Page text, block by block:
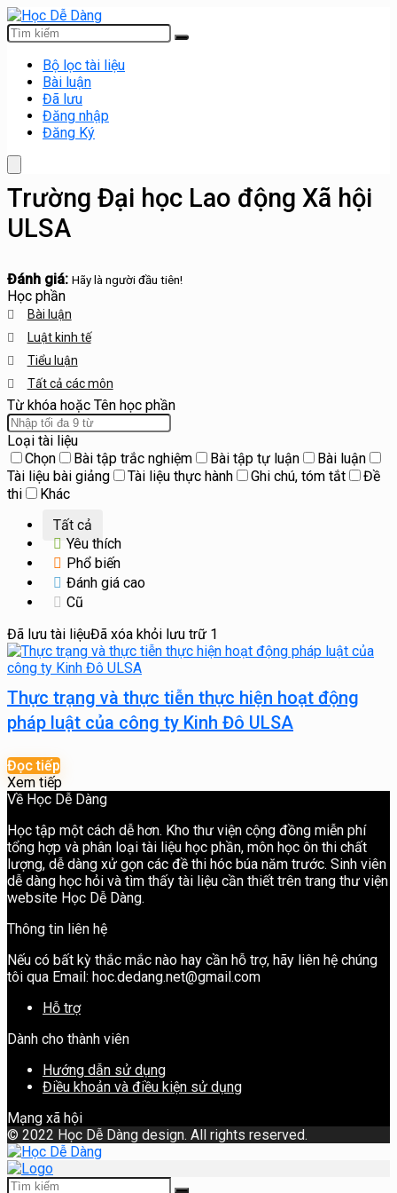
Bộ lọc tài liệu
Bài luận
Đã lưu
Đăng nhập
Đăng Ký
Trường Đại học Lao động Xã hội
ULSA
Đánh giá: Hãy là người đầu tiên!
Học phần
Bài luận
Luật kinh tế
Tiểu luận
Tất cả các môn
Từ khóa hoặc Tên học phần
Loại tài liệu
Chọn
Bài tập trắc nghiệm Bài tập tự luận
Bài luận
Tài liệu bài giảng
Tài liệu thực hành Ghi chú, tóm tắt
Đề
thi
Khác
Tất cả
Yêu thích
Phổ biến
Đánh giá cao
Cũ
Đã lưu tài liệuĐã xóa khỏi lưu trữ 1
Thực trạng và thực tiễn thực hiện hoạt động
pháp luật của công ty Kinh Đô ULSA
Đọc tiếp
Xem tiếp
Về Học Dễ Dàng
Học tập một cách dễ hơn. Kho thư viện cộng đồng miễn phí
tổng hợp và phân loại tài liệu học phần, môn học ôn thi chất
lượng, dễ dàng xử gọn các đề thi hóc búa năm trước. Sinh viên
dễ dàng học hỏi và tìm thấy tài liệu cần thiết trên trang thư viện
website Học Dễ Dàng.
Thông tin liên hệ
Nếu có bất kỳ thắc mắc nào hay cần hỗ trợ, hãy liên hệ chúng
tôi qua Email: hoc.dedang.net@gmail.com
Hỗ trợ
Dành cho thành viên
Hướng dẫn sử dụng
Điều khoản và điều kiện sử dụng
Mạng xã hội
© 2022 Học Dễ Dàng design. All rights reserved.